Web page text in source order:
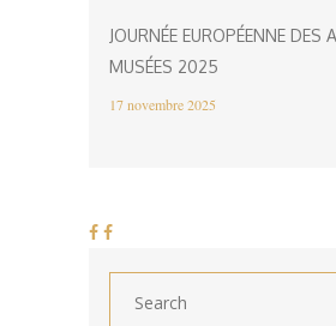
JOURNÉE EUROPÉENNE DES
MUSÉES 2025
17 novembre 2025